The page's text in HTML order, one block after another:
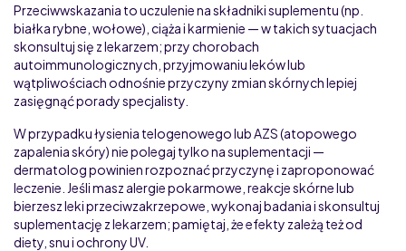
Przeciwwskazania to uczulenie na składniki suplementu (np.
białka rybne, wołowe), ciąża i karmienie — w takich sytuacjach
skonsultuj się z lekarzem; przy chorobach
autoimmunologicznych, przyjmowaniu leków lub
wątpliwościach odnośnie przyczyny zmian skórnych lepiej
zasięgnąć porady specjalisty.
W przypadku łysienia telogenowego lub AZS (atopowego
zapalenia skóry) nie polegaj tylko na suplementacji —
dermatolog powinien rozpoznać przyczynę i zaproponować
leczenie. Jeśli masz alergie pokarmowe, reakcje skórne lub
bierzesz leki przeciwzakrzepowe, wykonaj badania i skonsultuj
suplementację z lekarzem; pamiętaj, że efekty zależą też od
diety, snu i ochrony UV.